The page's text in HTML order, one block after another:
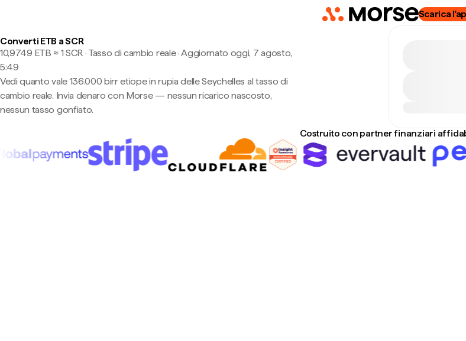
Scarica
Converti ETB a SCR
10,9749 ETB ≈ 1 SCR · Tasso di cambio reale·Aggiornato oggi, 7 agosto,
5:49
Vedi quanto vale 136.000 birr etiope in rupia delle Seychelles al tasso di
cambio reale. Invia denaro con Morse — nessun ricarico nascosto,
nessun tasso gonfiato.
Costruito con partner finanziari